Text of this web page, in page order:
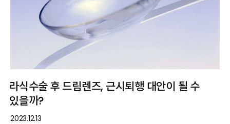
라식수술 후 드림렌즈, 근시퇴행 대안이 될 수
있을까?
2023.12.13